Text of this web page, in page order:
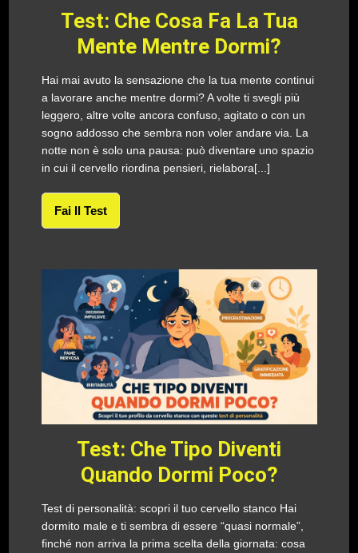
Test: Che Cosa Fa La Tua
Mente Mentre Dormi?
Hai mai avuto la sensazione che la tua mente continui
a lavorare anche mentre dormi? A volte ti svegli più
leggero, altre volte ancora confuso, agitato o con un
sogno addosso che sembra non voler andare via. La
notte non è solo una pausa: può diventare uno spazio
in cui il cervello riordina pensieri, rielabora[...]
Fai Il Test
Test: Che Tipo Diventi
Quando Dormi Poco?
Test di personalità: scopri il tuo cervello stanco Hai
dormito male e ti sembra di essere “quasi normale”,
finché non arriva la prima scelta della giornata: cosa